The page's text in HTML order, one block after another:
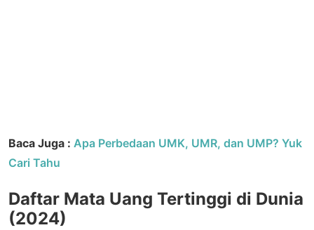
Baca Juga : Apa Perbedaan UMK, UMR, dan UMP? Yuk
Cari Tahu
Daftar Mata Uang Tertinggi di Dunia
(2024)